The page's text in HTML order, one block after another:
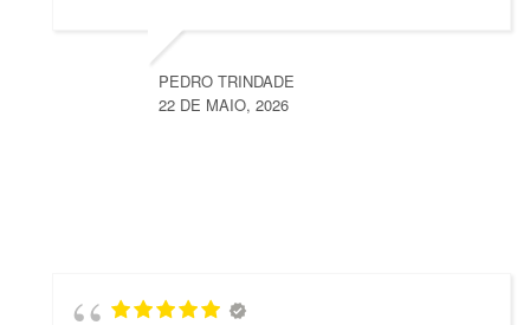
PEDRO TRINDADE
22 DE MAIO, 2026